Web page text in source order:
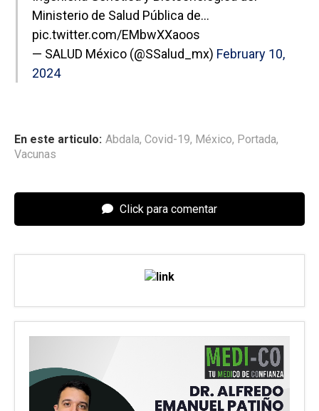
Ministerio de Salud Pública de…
pic.twitter.com/EMbwXXaoos
— SALUD México (@SSalud_mx) February 10,
2024
En este articulo: Abdala, Covid-19, México, Portada,
Vacunas
Click para comentar